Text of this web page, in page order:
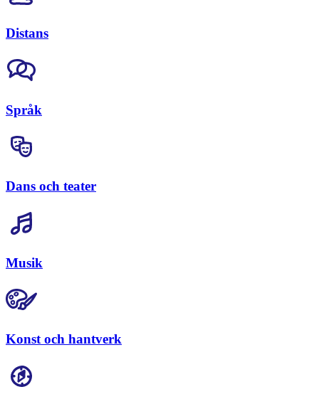
Distans
Språk
Dans och teater
Musik
Konst och hantverk